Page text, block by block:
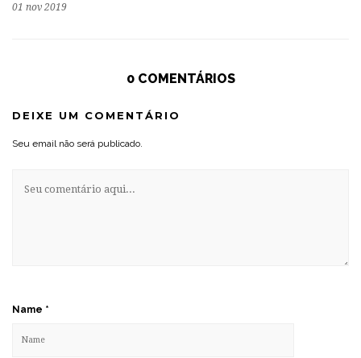
01 nov 2019
0 COMENTÁRIOS
DEIXE UM COMENTÁRIO
Seu email não será publicado.
Name *